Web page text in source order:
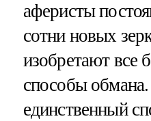
аферисты
сотни новых
изобретают все
способы
единственный